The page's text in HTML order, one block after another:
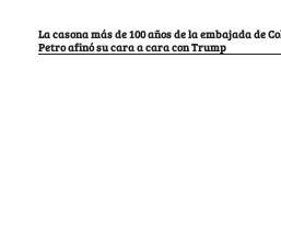
La casona más de 100 años de la embajada de
Petro afinó su cara a cara con Trump